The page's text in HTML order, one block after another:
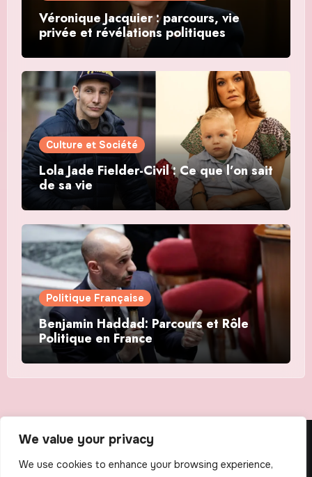
We value your privacy
We use cookies to enhance your browsing experience,
Véronique Jacquier : parcours, vie
privée et révélations politiques
Culture et Société
Lola Jade Fielder-Civil : Ce que l’on sait
de sa vie
Politique Française
Benjamin Haddad: Parcours et Rôle
Politique en France
The Scribens